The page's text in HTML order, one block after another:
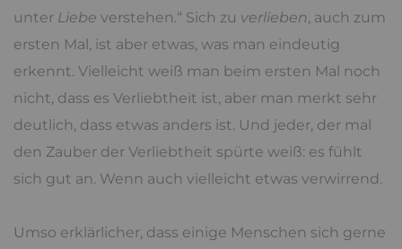
unter Liebe verstehen.“ Sich zu verlieben, auch zum
ersten Mal, ist aber etwas, was man eindeutig
erkennt. Vielleicht weiß man beim ersten Mal noch
nicht, dass es Verliebtheit ist, aber man merkt sehr
deutlich, dass etwas anders ist. Und jeder, der mal
den Zauber der Verliebtheit spürte weiß: es fühlt
sich gut an. Wenn auch vielleicht etwas verwirrend.
Umso erklärlicher, dass einige Menschen sich gerne